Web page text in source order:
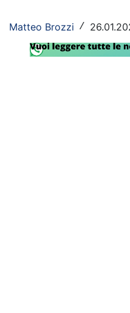
Primavera
Matteo Brozzi /